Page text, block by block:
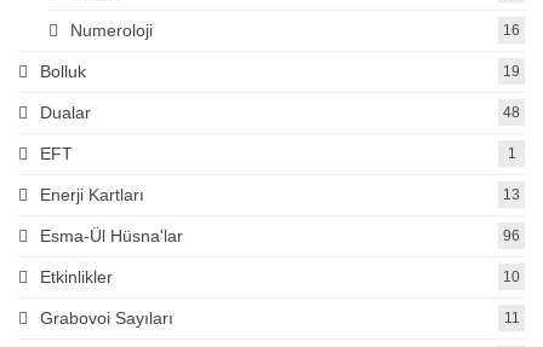
Numeroloji 16
Bolluk 19
Dualar 48
EFT 1
Enerji Kartları 13
Esma-Ül Hüsna'lar 96
Etkinlikler 10
Grabovoi Sayıları 11